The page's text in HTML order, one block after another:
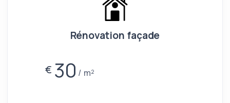
Rénovation façade
€ 30 m²